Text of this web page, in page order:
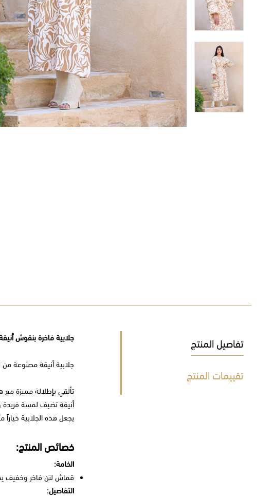
تفاصيل المنتج
تقييمات المنتج
جلابية فاخرة بنقوش
جلابية أنيقة مصنوعة من
تألقي بإطلالة مميزة مع
أنيقة تضيف لمسة فريدة
يجعل هذه الجلابية خياراً
خصائص المنتج:
الخامة:
قماش لنن فاخر وخفيف
التفاصيل: